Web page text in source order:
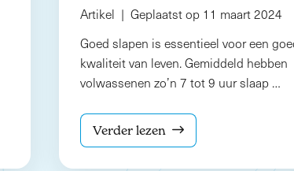
Artikel | Geplaatst op 11 maart 2024
Goed slapen is essentieel voor een
kwaliteit van leven. Gemiddeld hebben
volwassenen zo’n 7 tot 9 uur slaap …
Verder lezen